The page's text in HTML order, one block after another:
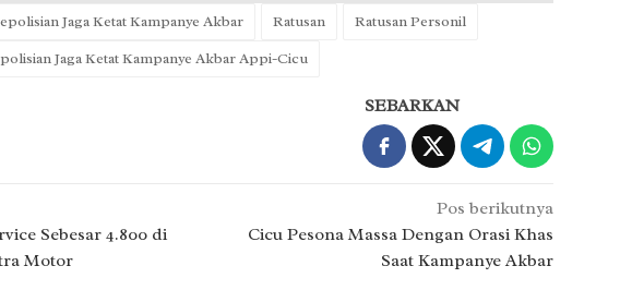
Jaga Ketat Kampanye Akbar Ratusan
Ratusan Personil
Jaga Ketat Kampanye Akbar Appi-Cicu
SEBARKAN
Sebesar 4.800 di
Motor
Pos berikutnya
Cicu Pesona Massa Dengan Orasi Khas
Saat Kampanye Akbar